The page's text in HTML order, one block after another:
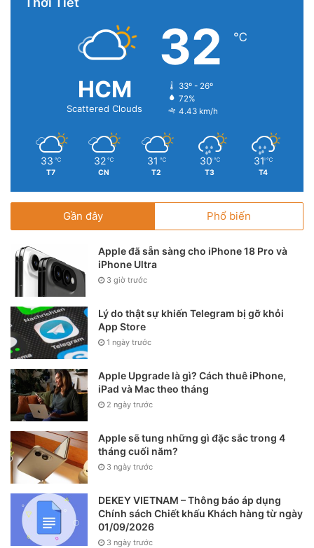
HCM
Scattered Clouds
32 ℃
33º - 26º
72%
4.43 km/h
33 ℃
T7
32 ℃
CN
31 ℃
T2
30 ℃
T3
31 ℃
T4
Gần đây Phổ biến
Apple đã sẵn sàng cho iPhone 18 Pro và
iPhone Ultra
3 giờ trước
Lý do thật sự khiến Telegram bị gỡ khỏi
App Store
1 ngày trước
Apple Upgrade là gì? Cách thuê iPhone,
iPad và Mac theo tháng
2 ngày trước
Apple sẽ tung những gì đặc sắc trong 4
tháng cuối năm?
3 ngày trước
DEKEY VIETNAM – Thông báo áp dụng
Chính sách Chiết khấu Khách hàng từ ngày
01/09/2026
3 ngày trước